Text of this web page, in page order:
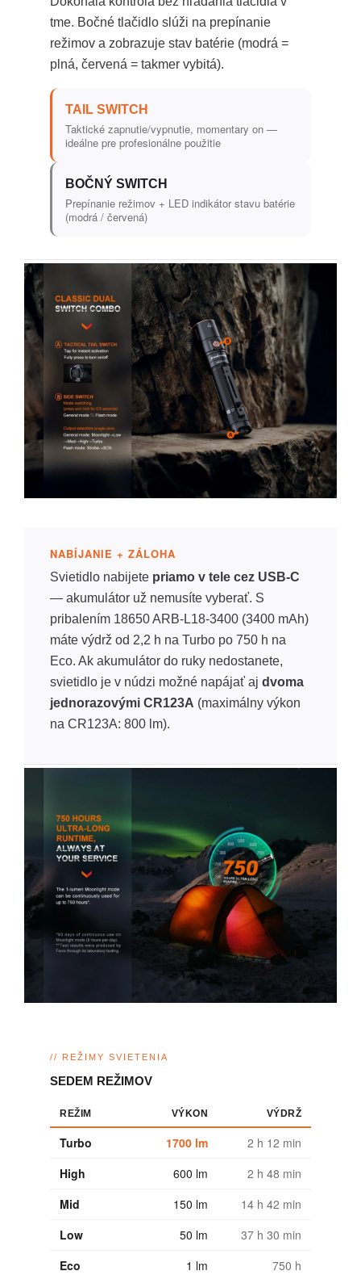
tme. Bočné tlačidlo slúži na prepínanie
režimov a zobrazuje stav batérie (modrá =
plná, červená = takmer vybitá).
TAIL SWITCH
Taktické zapnutie/vypnutie, momentary on —
ideálne pre profesionálne použitie
BOČNÝ SWITCH
Prepínanie režimov + LED indikátor stavu batérie
(modrá / červená)
NABÍJANIE + ZÁLOHA
Svietidlo nabijete priamo v tele cez USB-C
— akumulátor už nemusíte vyberať. S
pribalením 18650 ARB-L18-3400 (3400 mAh)
máte výdrž od 2,2 h na Turbo po 750 h na
Eco. Ak akumulátor do ruky nedostanete,
svietidlo je v núdzi možné napájať aj dvoma
jednorazovými CR123A (maximálny výkon
na CR123A: 800 lm).
// REŽIMY SVIETENIA
SEDEM REŽIMOV
REŽIM VÝKON VÝDRŽ
Turbo 1700 lm
2 h 12 min
High
600 lm
2 h 48 min
Mid
150 lm
14 h 42 min
Low
50 lm
37 h 30 min
Eco
1 lm
750 h